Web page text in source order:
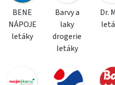
BENE
NÁPOJE
letáky
Barvy a
laky
drogerie
letáky
Dr.